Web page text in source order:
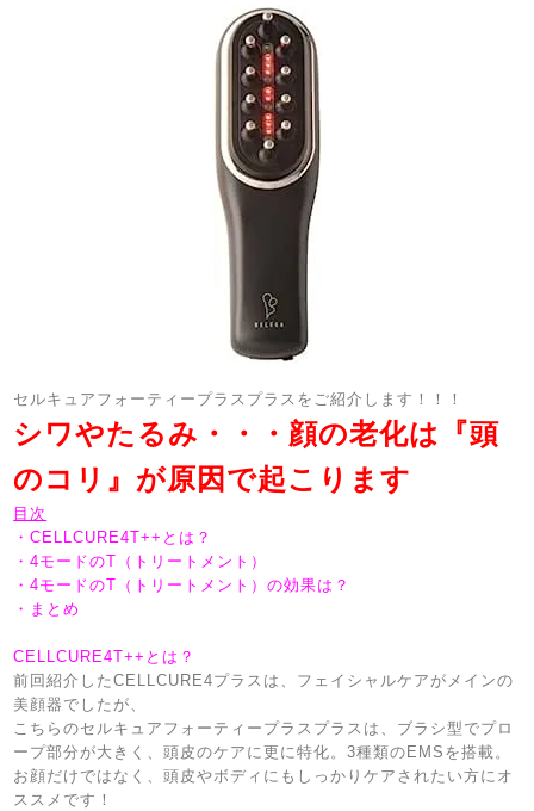
セルキュアフォーティープラスプラスをご紹介します！！！
シワやたるみ・・・顔の老化は『頭
のコリ』が原因で起こります
目次
・CELLCURE4T++とは？
・4モードのT（トリートメント）
・4モードのT（トリートメント）の効果は？
・まとめ
CELLCURE4T++とは？
前回紹介したCELLCURE4プラスは、フェイシャルケアがメインの
美顔器でしたが、
こちらのセルキュアフォーティープラスプラスは、ブラシ型でプロ
ープ部分が大きく、頭皮のケアに更に特化。3種類のEMSを搭載。
お顔だけではなく、頭皮やボディにもしっかりケアされたい方にオ
ススメです！